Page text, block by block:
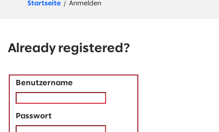
Startseite Anmelden
Already registered?
Benutzername
Passwort